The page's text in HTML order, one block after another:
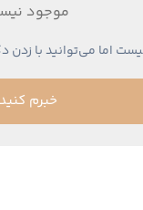
موجود
اما می‌توانید با زدن
خبرم کنید